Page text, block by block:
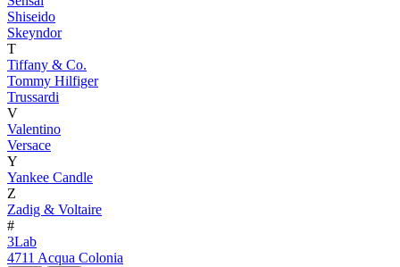
Shiseido
Skeyndor
T
Tiffany & Co.
Tommy Hilfiger
Trussardi
V
Valentino
Versace
Y
Yankee Candle
Z
Zadig & Voltaire
#
3Lab
4711 Acqua Colonia